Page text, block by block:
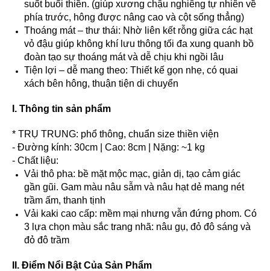
suốt buổi thiền. (giúp xương chậu nghiêng tự nhiên về
phía trước, hông được nâng cao và cột sống thẳng)
Thoáng mát – thư thái: Nhờ liên kết rỗng giữa các hạt
vỏ đậu giúp không khí lưu thông tối đa xung quanh bồ
đoàn tạo sự thoáng mát và dễ chịu khi ngồi lâu
Tiện lợi – dễ mang theo: Thiết kế gọn nhẹ, có quai
xách bên hông, thuận tiện di chuyển
I. Thông tin sản phẩm
* TRỤ TRUNG: phổ thông, chuẩn size thiền viện
- Đường kính: 30cm | Cao: 8cm | Nặng: ~1 kg
- Chất liệu:
Vải thô pha: bề mặt mộc mạc, giản dị, tạo cảm giác
gần gũi. Gam màu nâu sẫm và nâu hạt dẻ mang nét
trầm ấm, thanh tịnh
Vải kaki cao cấp: mềm mại nhưng vẫn đứng phom. Có
3 lựa chọn màu sắc trang nhã: nâu gụ, đỏ đô sáng và
đỏ đô trầm
II. Điểm Nổi Bật Của Sản Phẩm